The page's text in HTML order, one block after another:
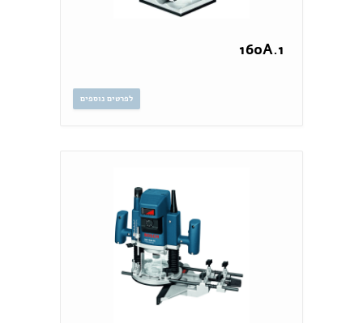
160A.1
לפרטים נוספים